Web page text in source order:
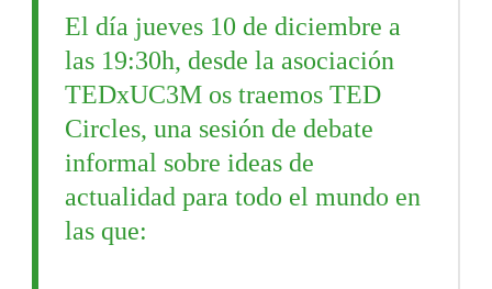
El día jueves 10 de diciembre a
las 19:30h, desde la asociación
TEDxUC3M os traemos TED
Circles, una sesión de debate
informal sobre ideas de
actualidad para todo el mundo en
las que: